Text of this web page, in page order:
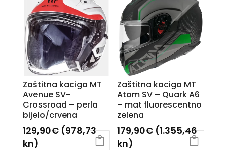
Zaštitna kaciga MT
Avenue SV-
Crossroad – perla
bijelo/crvena
129,90€ (978,73
kn)
Zaštitna kaciga MT
Atom SV – Quark A6
– mat fluorescentno
zelena
179,90€ (1.355,46
kn)